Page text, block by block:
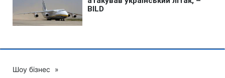
Шоу бізнес »